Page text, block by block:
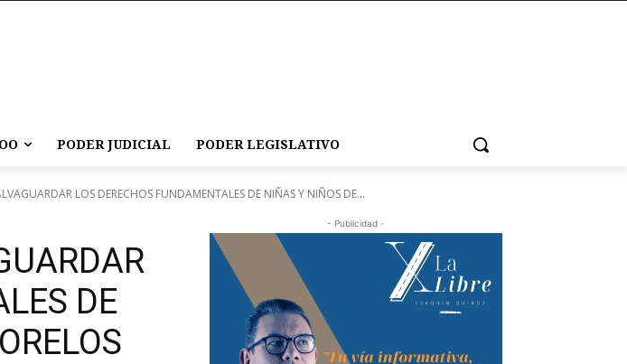
PODER JUDICIAL PODER LEGISLATIVO
LOS DERECHOS FUNDAMENTALES DE NIÑAS Y NIÑOS DE...
DE
- Publicidad -